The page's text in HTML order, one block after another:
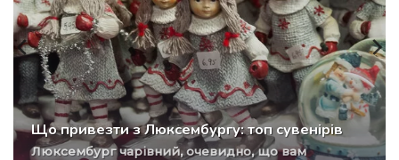
Що привезти з Люксембургу: топ сувенірів
Люксембург чарівний, очевидно, що вам